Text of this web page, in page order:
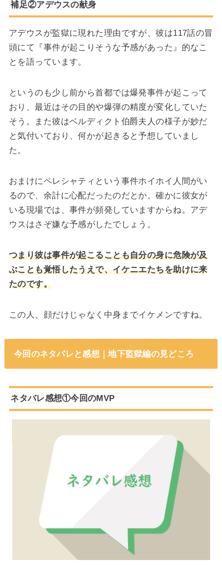
補足②アデウスの献身
アデウスが監獄に現れた理由ですが、彼は117話の冒
頭にて『事件が起こりそうな予感があった』的なこ
とを語っています。
というのも少し前から首都では爆発事件が起こって
おり、最近はその目的や爆弾の精度が変化していた
そう。また彼はベルディクト伯爵夫人の様子が妙だ
と気付いており、何かが起きると予想していまし
た。
おまけにペレシャティという事件ホイホイ人間がい
るので、余計に心配だったのだとか。確かに彼女が
いる現場では、事件が頻発していますからね。アデ
ウスはさぞ嫌な予感がしたでしょう。
つまり彼は事件が起こることも自分の身に危険が及
ぶことも覚悟したうえで、イケニエたちを助けに来
たのです。
この人、顔だけじゃなく中身までイケメンですね。
今回のネタバレと感想｜地下監獄編の見どころ
ネタバレ感想①今回のMVP